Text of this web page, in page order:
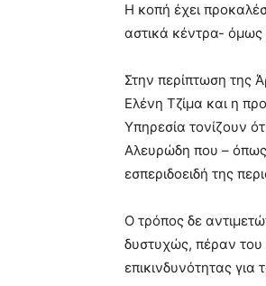
Η κοπή έχει
αστικά κέντρα- όμως
Στην περίπτωση της
Ελένη Τζίμα και η
Υπηρεσία τονίζουν
Αλευρώδη που – όπως
εσπεριδοειδή της
Ο τρόπος δε
δυστυχώς, πέραν
επικινδυνότητας για